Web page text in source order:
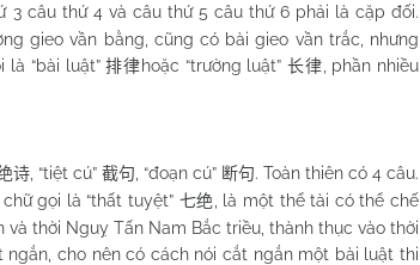
3 câu thứ 4 và câu thứ 5 câu thứ 6 phải là cặp đối.
gieo vần bằng, cũng có bài gieo vần trắc, nhưng
là “bài luật”排律 hoặc “trường luật”长律 , phần nhiều
诗 , “tiệt cú” 截句 , “đoạn cú” 断句. Toàn thiên có 4 câu.
chữ gọi là “thất tuyệt” 七绝 , là một thể tài có thể chế
thời Nguỵ Tấn Nam Bắc triều, thành thục vào thời
ngắn, cho nên có cách nói cắt ngắn một bài luật thi